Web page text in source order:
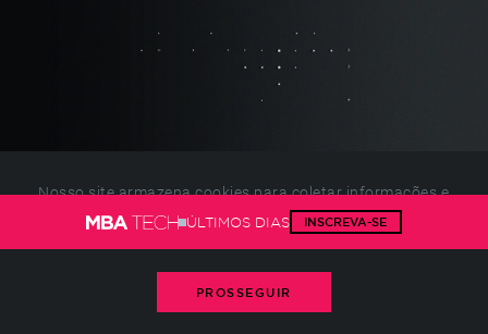
HIRING
PARTNERS
ÚLTIMOS DIAS INSCREVA-SE
Nosso site armazena cookies para coletar informações e
Gerencie seus cookies
consulte nossa política
PROSSEGUIR